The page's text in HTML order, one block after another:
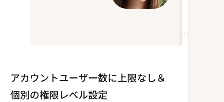
アカウントユーザー数に上限なし＆
個別の権限レベル設定